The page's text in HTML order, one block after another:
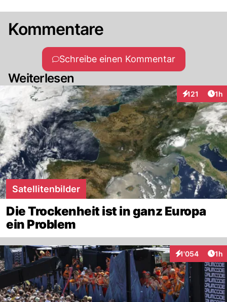
Kommentare
Schreibe einen Kommentar
Weiterlesen
121
Interaktionen
1h
Satellitenbilder
Die Trockenheit ist in ganz Europa
ein Problem
1'054
Interaktionen1h